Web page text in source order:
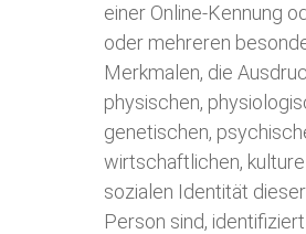
einer Online-Kennung
oder mehreren
Merkmalen, die
physischen,
genetischen,
wirtschaftlichen,
sozialen Identität
Person sind,